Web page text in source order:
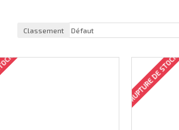
Classement
RUPTURE DE STOCK